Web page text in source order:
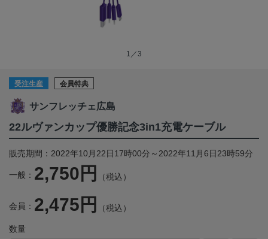
1／3
受注生産 会員特典
サンフレッチェ広島
22ルヴァンカップ優勝記念3in1充電ケーブル
販売期間：2022年10月22日17時00分～2022年11月6日23時59分
一般： 2,750円 （税込）
会員： 2,475円 （税込）
数量